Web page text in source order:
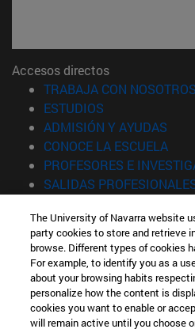
Accesos directos
TRABAJA CON NOSOTROS
ESTUDIOS
ADMISIÓN Y AYUDAS
CONOCE LA ESCUELA
PROFESORES E
SALIDAS
Información
TFNO +34 943 21 98 77
¿QUÉ GRADO TE INTERESA?
¿QUÉ MÁSTER TE INTERESA?
© Universidad de Navarra
The University of Navarra website
party cookies to store and retrieve
browse. Different types of cookies
For example, to identify you as a
about your browsing habits
personalize how the content is
cookies you want to enable or
will remain active until you choose